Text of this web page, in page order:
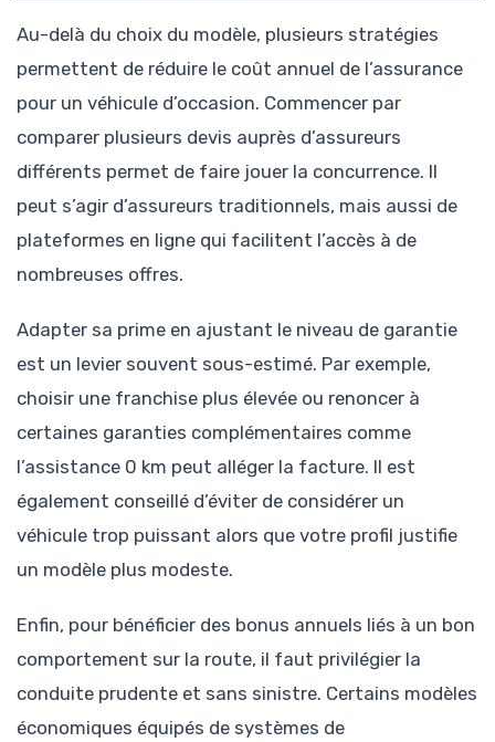
Au-delà du choix du modèle, plusieurs stratégies
permettent de réduire le coût annuel de l’assurance
pour un véhicule d’occasion. Commencer par
comparer plusieurs devis auprès d’assureurs
différents permet de faire jouer la concurrence. Il
peut s’agir d’assureurs traditionnels, mais aussi de
plateformes en ligne qui facilitent l’accès à de
nombreuses offres.
Adapter sa prime en ajustant le niveau de garantie
est un levier souvent sous-estimé. Par exemple,
choisir une franchise plus élevée ou renoncer à
certaines garanties complémentaires comme
l’assistance 0 km peut alléger la facture. Il est
également conseillé d’éviter de considérer un
véhicule trop puissant alors que votre profil justifie
un modèle plus modeste.
Enfin, pour bénéficier des bonus annuels liés à un bon
comportement sur la route, il faut privilégier la
conduite prudente et sans sinistre. Certains modèles
économiques équipés de systèmes de